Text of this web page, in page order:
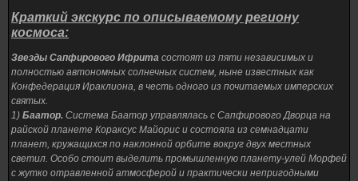
Краткий экскурс по описываемому региону
космоса:
Звезды Сапфирового Ифрита состоят из пяти независимых и
полностью автономных солнечных систем, ныне известных как
Конфедерация Ираклиона, в честь одного из почитаемых имперских
святых.
1) Баатор. Система Баатор управлялась с Сапфирового Дворца на
райской планете Кораксус Майорис и состояла из семнадцати
планет, кружащихся по наклонной орбите вокруг двух местных
светил. Особо стоит выделить промышленную планету-улей Морфей
с жутко отравленной атмосферой и практически непригодными